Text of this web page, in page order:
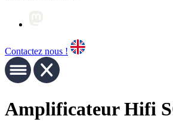
Contactez nous !
Amplificateur Hifi